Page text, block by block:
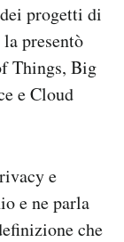
progetti di
presentò
Things, Big
e Cloud
e
e ne parla
che